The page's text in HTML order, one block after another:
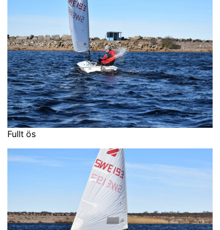
Fullt ös